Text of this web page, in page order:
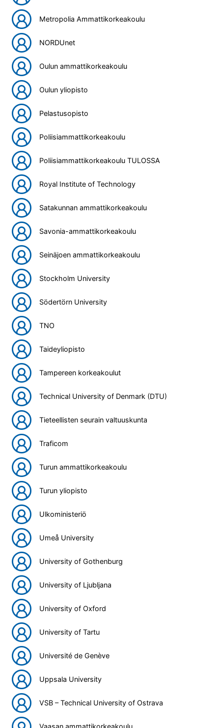
Metropolia Ammattikorkeakoulu
NORDUnet
Oulun ammattikorkeakoulu
Oulun yliopisto
Pelastusopisto
Poliisiammattikorkeakoulu
Poliisiammattikorkeakoulu TULOSSA
Royal Institute of Technology
Satakunnan ammattikorkeakoulu
Savonia-ammattikorkeakoulu
Seinäjoen ammattikorkeakoulu
Stockholm University
Södertörn University
TNO
Taideyliopisto
Tampereen korkeakoulut
Technical University of Denmark (DTU)
Tieteellisten seurain valtuuskunta
Traficom
Turun ammattikorkeakoulu
Turun yliopisto
Ulkoministeriö
Umeå University
University of Gothenburg
University of Ljubljana
University of Oxford
University of Tartu
Université de Genève
Uppsala University
VSB – Technical University of Ostrava
Vaasan ammattikorkeakoulu